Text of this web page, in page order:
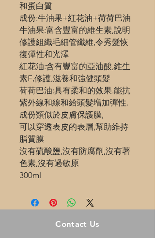
和蛋白質
成份:牛油果+紅花油+荷荷巴油
牛油果:富含豐富的維生素,說明
修護組織毛細管纖維,令秀髮恢
復彈性和光澤
紅花油:含有豐富的亞油酸,維生
素E,修護,滋養和強健頭髮
荷荷巴油:具有柔和的效果.能抗
紫外線和線和給頭髮増加彈性.
成份類似於皮膚保護膜,
可以穿透表皮的表層,幫助維持
脂質膜
沒有硫酸鹽,沒有防腐劑,沒有著
色素,沒有過敏原
300ml
Contact Us